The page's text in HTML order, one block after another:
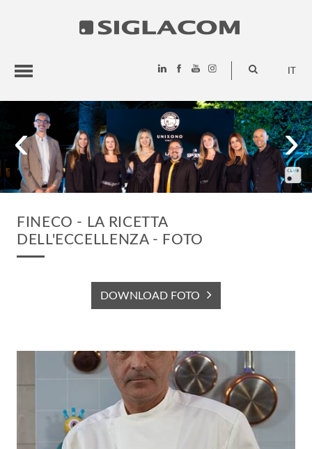
HIGHLIGHTS
PROGETTI
SIGLACOM
‹ ›
FINECO - LA RICETTA
DELL'ECCELLENZA - FOTO
DOWNLOAD FOTO